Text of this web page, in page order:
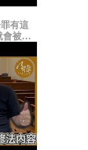
有這
會被